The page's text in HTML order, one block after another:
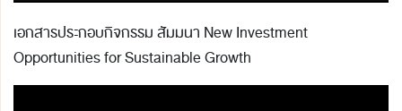
เอกสารประกอบกิจกรรม สัมมนา New Investment
Opportunities for Sustainable Growth